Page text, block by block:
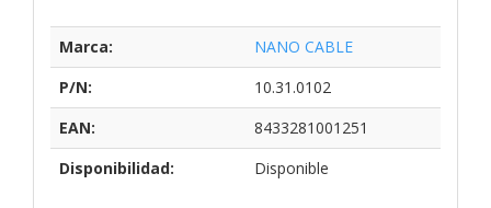
Marca:
NANO CABLE
P/N:
10.31.0102
EAN:
8433281001251
Disponibilidad:
Disponible